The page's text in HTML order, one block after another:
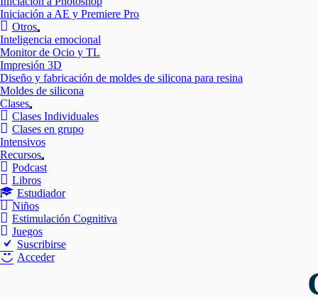
Iniciación a AE y Premiere Pro
Otros
Mostrar
el
submenú
Inteligencia emocional
Monitor de Ocio y TL
Impresión 3D
Diseño y fabricación de moldes de silicona para resina
Moldes de silicona
Clases
Mostrar
el
submenú
Clases Individuales
Clases en grupo
Intensivos
Recursos
Mostrar
el
Podcast
Libros
Estudiador
Niños
Estimulación Cognitiva
Juegos
Suscribirse
Acceder